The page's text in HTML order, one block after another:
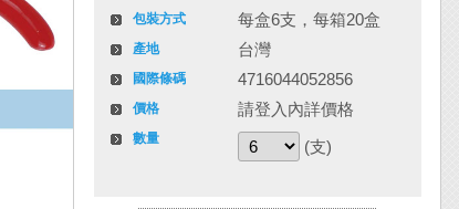
包裝方式 每盒6支，每箱20盒
產地 台灣
國際條碼 4716044052856
價格 請登入內詳價格
數量 (支)